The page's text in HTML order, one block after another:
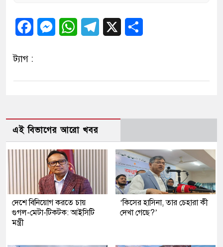
FacebookMessengerWhatsAppTelegram
ট্যাগ :
এই বিভাগের আরো খবর
দেশে বিনিয়োগ করতে চায়
গুগল-মেটা-টিকটক: আইসিটি
মন্ত্রী
‘কিসের হাসিনা, তার চেহারা কী
দেখা গেছে?’